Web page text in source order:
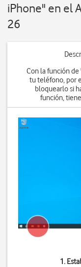
iPhone" en el
26
Con la función
tu teléfono, por
bloquearlo si
función,
1.